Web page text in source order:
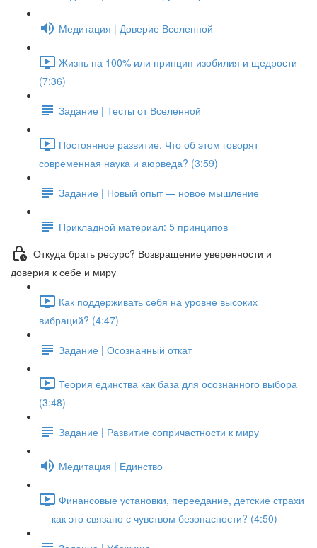
Медитация | Доверие Вселенной
Жизнь на 100% или принцип изобилия и щедрости
(7:36)
Задание | Тесты от Вселенной
Постоянное развитие. Что об этом говорят
современная наука и аюрведа? (3:59)
Задание | Новый опыт — новое мышление
Прикладной материал: 5 принципов
Откуда брать ресурс? Возвращение уверенности и
доверия к себе и миру
Как поддерживать себя на уровне высоких
вибраций? (4:47)
Задание | Осознанный откат
Теория единства как база для осознанного выбора
(3:48)
Задание | Развитие сопричастности к миру
Медитация | Единство
Финансовые установки, переедание, детские страхи
— как это связано с чувством безопасности? (4:50)